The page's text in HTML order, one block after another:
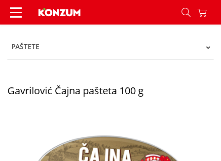
Gavrilović Čajna pašteta 100 g - Konzum
PAŠTETE
Gavrilović Čajna pašteta 100 g